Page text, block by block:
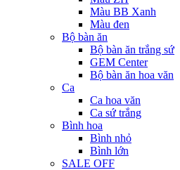
Màu BB Xanh
Màu đen
Bộ bàn ăn
Bộ bàn ăn trắng sứ
GEM Center
Bộ bàn ăn hoa văn
Ca
Ca hoa văn
Ca sứ trắng
Bình hoa
Bình nhỏ
Bình lớn
SALE OFF